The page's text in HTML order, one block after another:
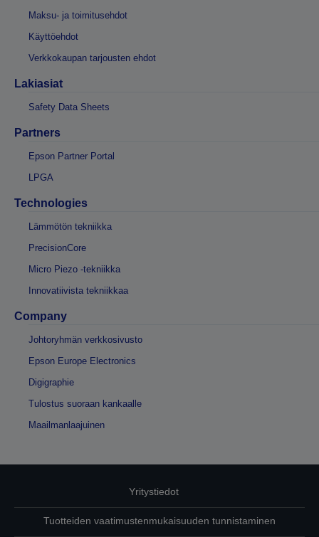
Maksu- ja toimitusehdot
Käyttöehdot
Verkkokaupan tarjousten ehdot
Lakiasiat
Safety Data Sheets
Partners
Epson Partner Portal
LPGA
Technologies
Lämmötön tekniikka
PrecisionCore
Micro Piezo -tekniikka
Innovatiivista tekniikkaa
Company
Johtoryhmän verkkosivusto
Epson Europe Electronics
Digigraphie
Tulostus suoraan kankaalle
Maailmanlaajuinen
Yritystiedot
Tuotteiden vaatimustenmukaisuuden tunnistaminen